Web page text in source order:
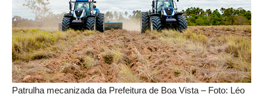
Patrulha mecanizada da Prefeitura de Boa Vista – Foto: Léo